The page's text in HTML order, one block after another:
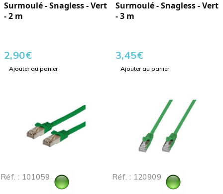
Surmoulé - Snagless - Vert
- 2 m
2,90€
Ajouter au panier
Surmoulé - Snagless - Vert
- 3 m
3,45€
Ajouter au panier
Réf. : 101059 Réf. : 120909